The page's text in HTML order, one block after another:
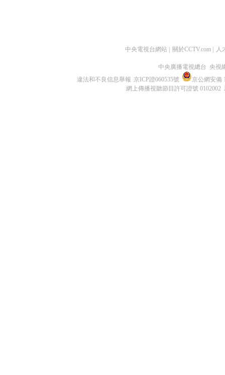
中央電視台網站 關於CCTV.com 人
中央廣播電視總台 央視
違法和不良信息舉報 京ICP證060535號
京公網安備
網上傳播視聽節目許可證號 0102002